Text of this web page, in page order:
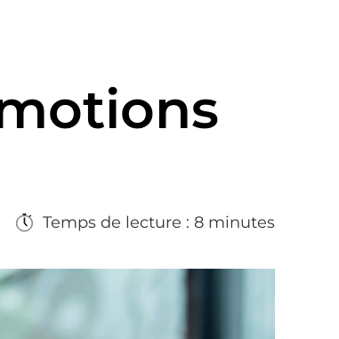
Temps de lecture : 8 minutes